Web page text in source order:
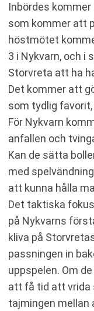
Inbördes
som kommer att
höstmötet
3 i Nykvarn, och i
Storvreta att ha
Det kommer att
som tydlig
För Nykvarn
anfallen och
Kan de sätta
med
att kunna hålla
Det taktiska
på Nykvarns
kliva på
passningen in
uppspelen. Om
att få tid att vrida
tajmingen mellan